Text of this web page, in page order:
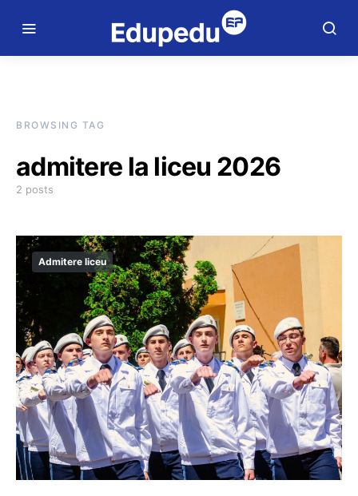
BROWSING TAG
admitere la liceu 2026
2 posts
Admitere liceu